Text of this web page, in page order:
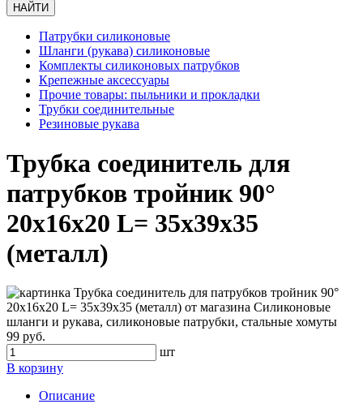
НАЙТИ
Патрубки силиконовые
Шланги (рукава) силиконовые
Комплекты силиконовых патрубков
Крепежные аксессуары
Прочие товары: пыльники и прокладки
Трубки соединительные
Резиновые рукава
Трубка соединитель для
патрубков тройник 90°
20x16x20 L= 35x39x35
(металл)
99 руб.
шт
В корзину
Описание